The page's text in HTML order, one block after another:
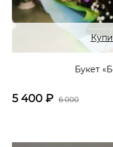
Букет
5 400 ₽ 6 000